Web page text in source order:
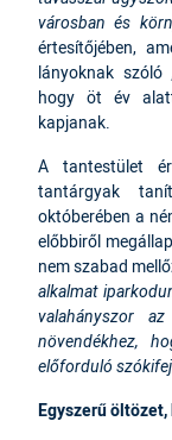
városban és
értesítőjében,
lányoknak szóló
hogy öt év
kapjanak.
A tantestület
tantárgyak
októberében a
előbbiről
nem szabad
alkalmat
valahányszor
növendékhez,
előforduló
Egyszerű öltözet,